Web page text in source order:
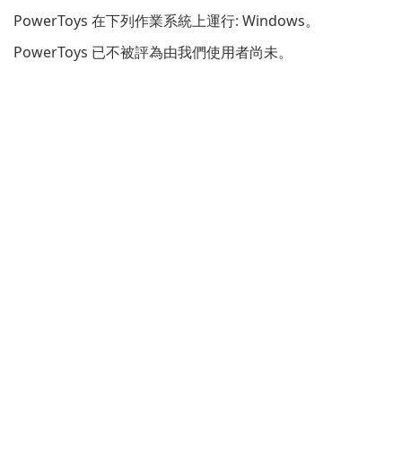
PowerToys 在下列作業系統上運行: Windows。
PowerToys 已不被評為由我們使用者尚未。